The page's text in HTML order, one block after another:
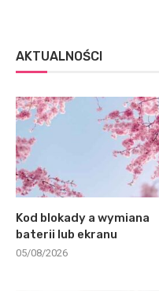
AKTUALNOŚCI
Kod blokady a wymiana
baterii lub ekranu
05/08/2026